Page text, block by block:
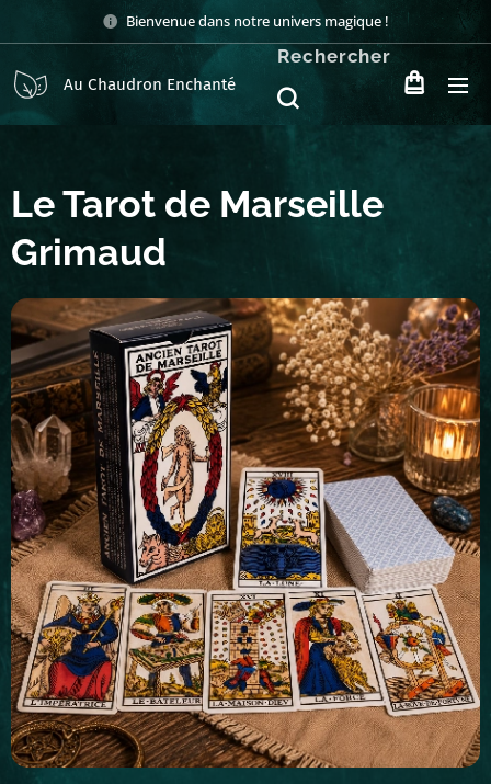
Bienvenue dans notre univers magique !
Au Chaudron Enchanté
Rechercher
Le Tarot de Marseille
Grimaud